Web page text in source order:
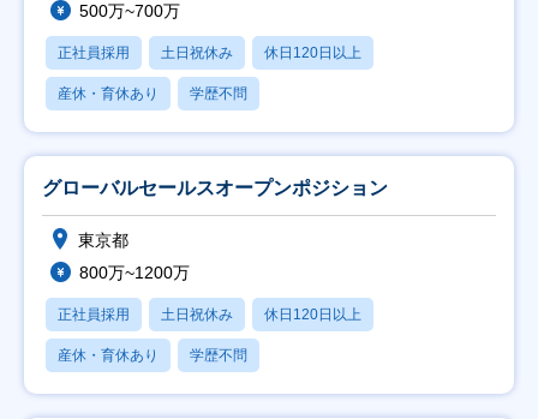
500万~700万
正社員採用 土日祝休み 休日120日以上
産休・育休あり 学歴不問
グローバルセールスオープンポジション
東京都
800万~1200万
正社員採用 土日祝休み 休日120日以上
産休・育休あり 学歴不問